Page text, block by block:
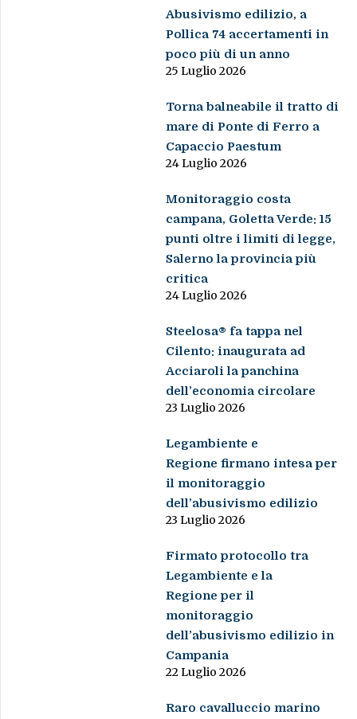
Abusivismo edilizio, a
Pollica 74 accertamenti in
poco più di un anno
25 Luglio 2026
Torna balneabile il tratto di
mare di Ponte di Ferro a
Capaccio Paestum
24 Luglio 2026
Monitoraggio costa
campana, Goletta Verde: 15
punti oltre i limiti di legge,
Salerno la provincia più
critica
24 Luglio 2026
Steelosa® fa tappa nel
Cilento: inaugurata ad
Acciaroli la panchina
dell’economia circolare
23 Luglio 2026
Legambiente e
Regione firmano intesa per
il monitoraggio
dell’abusivismo edilizio
23 Luglio 2026
Firmato protocollo tra
Legambiente e la
Regione per il
monitoraggio
dell’abusivismo edilizio in
Campania
22 Luglio 2026
Raro cavalluccio marino